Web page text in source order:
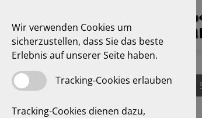
1 2 3 4
Wir verwenden Cookies um
sicherzustellen, dass Sie das beste
Erlebnis auf unserer Seite haben.
Tracking-Cookies erlauben
Tracking-Cookies dienen dazu,